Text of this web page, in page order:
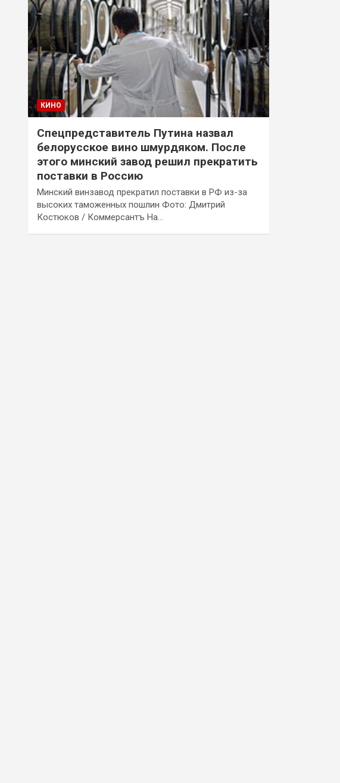
КИНО
Спецпредставитель Путина назвал
белорусское вино шмурдяком. После
этого минский завод решил прекратить
поставки в Россию
Минский винзавод прекратил поставки в РФ из-за
высоких таможенных пошлин Фото: Дмитрий
Костюков / Коммерсантъ На…